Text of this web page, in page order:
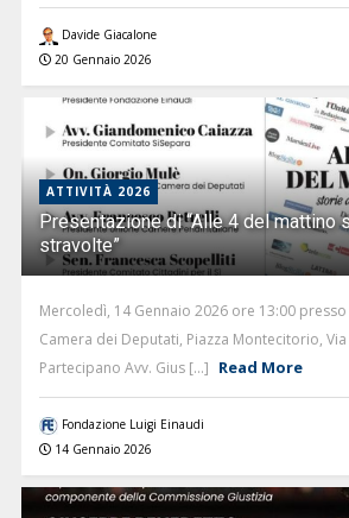
Davide Giacalone
20 Gennaio 2026
ATTIVITÀ 2026
Presentazione di “Alle 4 del mattino
stravolte”
Mercoledì, 14 Gennaio 2026 ore 13:00 presso
Camera dei Deputati, Piazza Montecitorio,
Partecipano Avv. Gius [...] Read More
Fondazione Luigi Einaudi
14 Gennaio 2026